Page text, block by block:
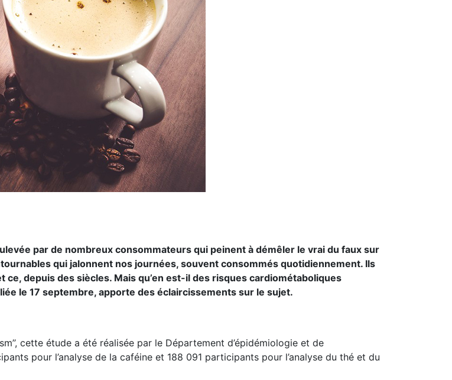
par de nombreux consommateurs qui peinent à démêler le vrai du faux sur
qui jalonnent nos journées, souvent consommés quotidiennement. Ils
depuis des siècles. Mais qu’en est-il des risques cardiométaboliques
le 17 septembre, apporte des éclaircissements sur le sujet.
cette étude a été réalisée par le Département d’épidémiologie et de
pour l’analyse de la caféine et 188 091 participants pour l’analyse du thé et du